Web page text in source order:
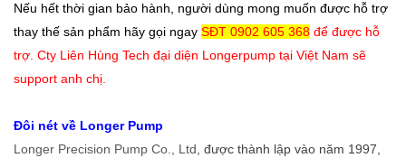
Nếu hết thời gian bảo hành, người dùng mong muốn được hỗ trợ
thay thế sản phẩm hãy gọi ngay SĐT 0902 605 368 để được hỗ
trợ. Cty Liên Hùng Tech đại diện Longerpump tại Việt Nam sẽ
support anh chị.
Đôi nét về Longer Pump
Longer Precision Pump Co., Ltd, được thành lập vào năm 1997,